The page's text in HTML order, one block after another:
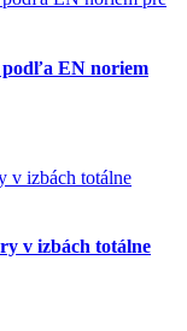
podľa EN noriem
v izbách totálne